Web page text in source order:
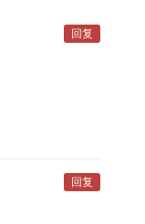
回复
回复